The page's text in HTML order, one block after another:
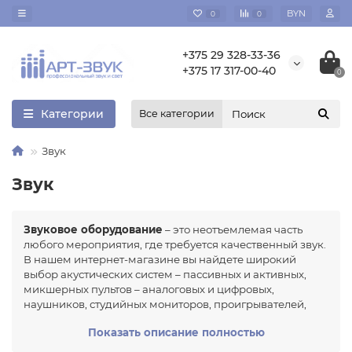
0 0 BYN
+375 29 328-33-36
+375 17 317-00-40
0
Категории Все категории
Звук
Звук
Звуковое оборудование – это неотъемлемая часть
любого мероприятия, где требуется качественный звук.
В нашем интернет-магазине вы найдете широкий
выбор акустических систем – пассивных и активных,
микшерных пультов – аналоговых и цифровых,
наушников, студийных мониторов, проигрывателей,
трансляции и оповещения.
Показать описание полностью